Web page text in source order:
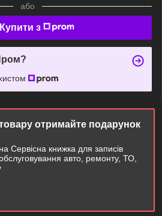
або
Купити з
отримайте подарунок
Сервісна книжка для записів
авто, ремонту, ТО,